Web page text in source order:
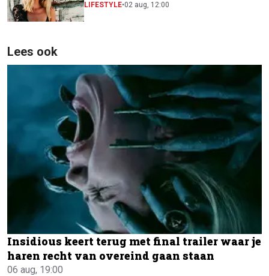
festivalscene van Europa"
LIFESTYLE•02 aug, 12:00
Lees ook
Insidious keert terug met final trailer waar je
haren recht van overeind gaan staan
06 aug, 19:00